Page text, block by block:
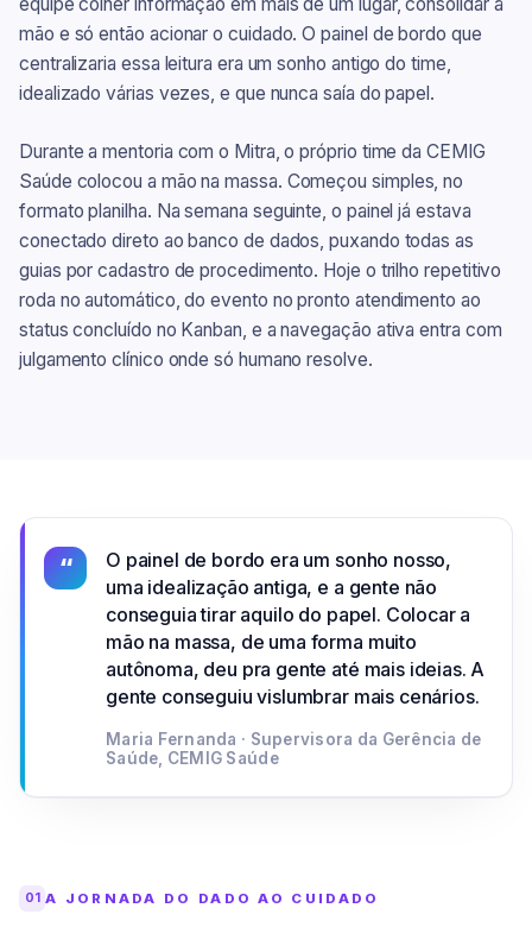
mão e só então acionar o cuidado. O painel de bordo que
centralizaria essa leitura era um sonho antigo do time,
idealizado várias vezes, e que nunca saía do papel.
Durante a mentoria com o Mitra, o próprio time da CEMIG
Saúde colocou a mão na massa. Começou simples, no
formato planilha. Na semana seguinte, o painel já estava
conectado direto ao banco de dados, puxando todas as
guias por cadastro de procedimento. Hoje o trilho repetitivo
roda no automático, do evento no pronto atendimento ao
status concluído no Kanban, e a navegação ativa entra com
julgamento clínico onde só humano resolve.
“
O painel de bordo era um sonho nosso,
uma idealização antiga, e a gente não
conseguia tirar aquilo do papel. Colocar a
mão na massa, de uma forma muito
autônoma, deu pra gente até mais ideias. A
gente conseguiu vislumbrar mais cenários.
Maria Fernanda · Supervisora da Gerência de
Saúde, CEMIG Saúde
01 A JORNADA DO DADO AO CUIDADO